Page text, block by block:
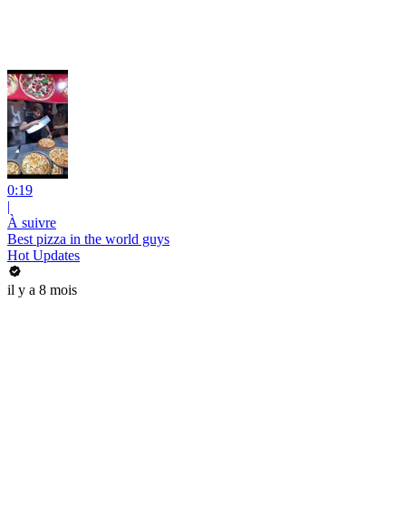
0:19
|
À suivre
Best pizza in the world guys
Hot Updates
il y a 8 mois